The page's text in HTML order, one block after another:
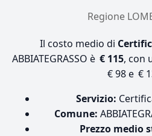
Regione
Il costo medio di
ABBIATEGRASSO è € 115, con
€ 98 e €
Servizio:
Comune:
Prezzo medio